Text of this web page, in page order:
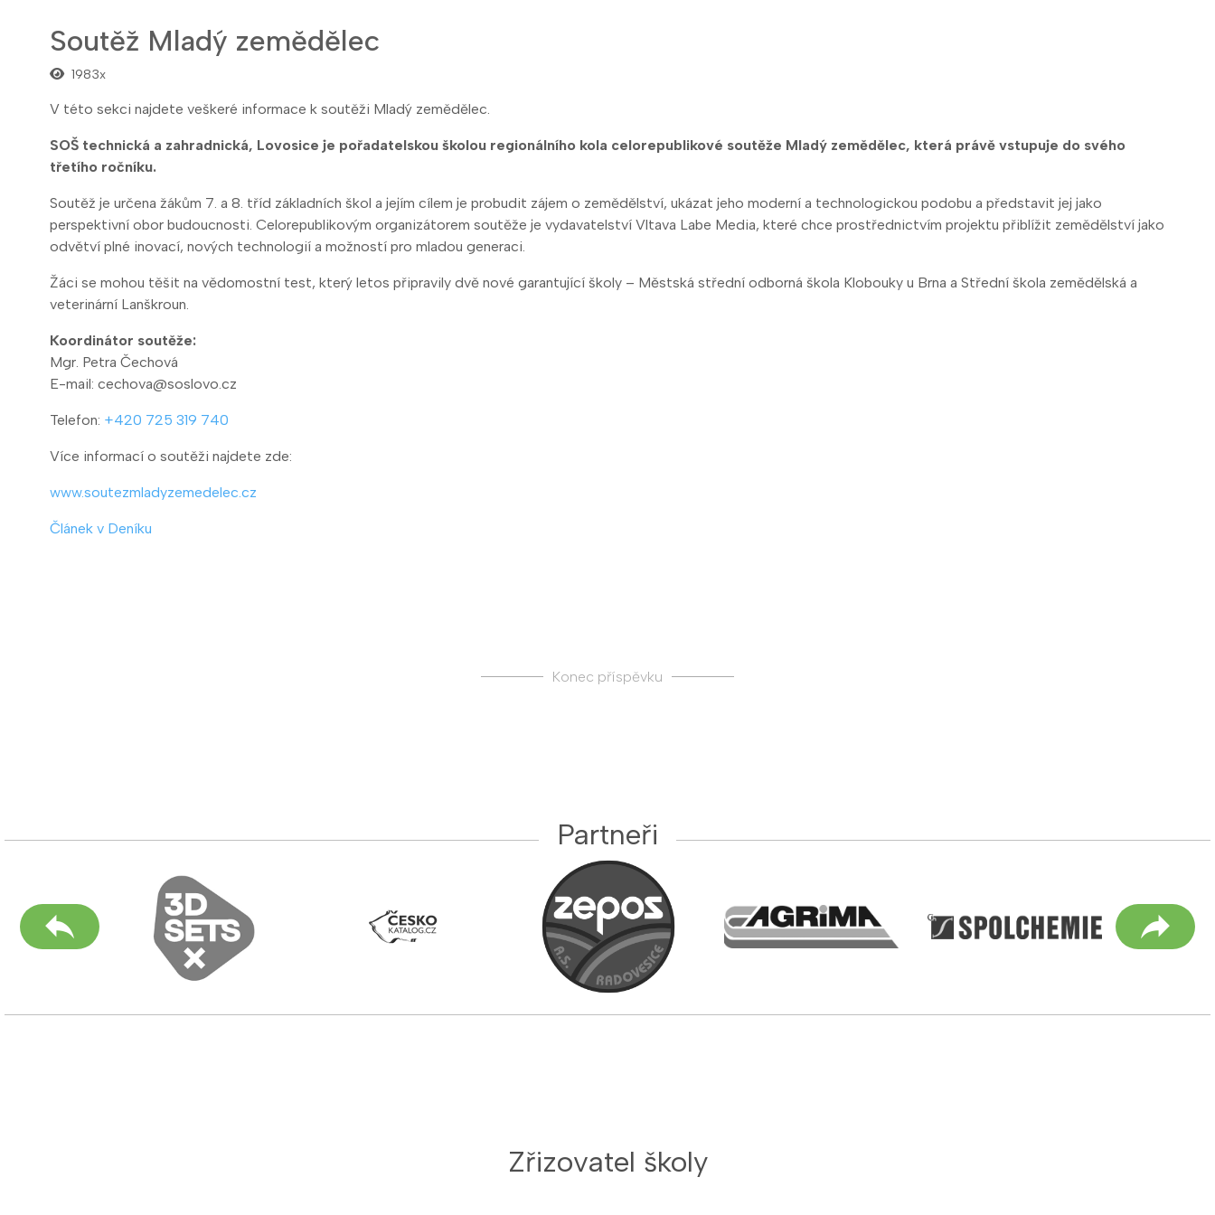
Soutěž Mladý zemědělec
1983x
V této sekci najdete veškeré informace k soutěži Mladý zemědělec.
SOŠ technická a zahradnická, Lovosice je pořadatelskou školou regionálního kola celorepublikové soutěže Mladý zemědělec, která právě vstupuje do svého
třetího ročníku.
Soutěž je určena žákům 7. a 8. tříd základních škol a jejím cílem je probudit zájem o zemědělství, ukázat jeho moderní a technologickou podobu a představit jej jako
perspektivní obor budoucnosti. Celorepublikovým organizátorem soutěže je vydavatelství Vltava Labe Media, které chce prostřednictvím projektu přiblížit zemědělství jako
odvětví plné inovací, nových technologií a možností pro mladou generaci.
Žáci se mohou těšit na vědomostní test, který letos připravily dvě nové garantující školy – Městská střední odborná škola Klobouky u Brna a Střední škola zemědělská a
veterinární Lanškroun.
Koordinátor soutěže:
Mgr. Petra Čechová
E-mail: cechova@soslovo.cz
Telefon: +420 725 319 740
Více informací o soutěži najdete zde:
www.soutezmladyzemedelec.cz
Článek v Deníku
Konec příspěvku
Partneři
Zřizovatel školy